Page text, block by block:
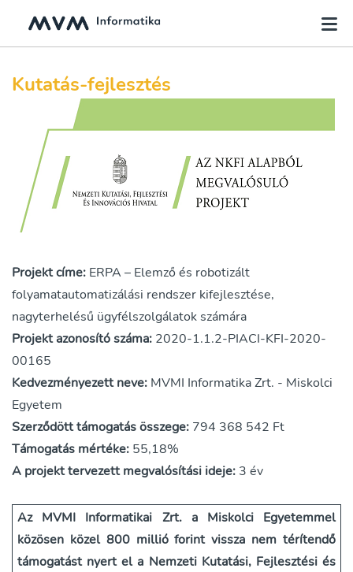
Kutatás-fejlesztés
Projekt címe: ERPA – Elemző és robotizált
folyamatautomatizálási rendszer kifejlesztése,
nagyterhelésű ügyfélszolgálatok számára
Projekt azonosító száma: 2020-1.1.2-PIACI-KFI-2020-
00165
Kedvezményezett neve: MVMI Informatika Zrt. - Miskolci
Egyetem
Szerződött támogatás összege: 794 368 542 Ft
Támogatás mértéke: 55,18%
A projekt tervezett megvalósítási ideje: 3 év
Az MVMI Informatikai Zrt. a Miskolci Egyetemmel
közösen közel 800 millió forint vissza nem térítendő
támogatást nyert el a Nemzeti Kutatási, Fejlesztési és